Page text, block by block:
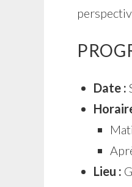
Date :
Lieu :